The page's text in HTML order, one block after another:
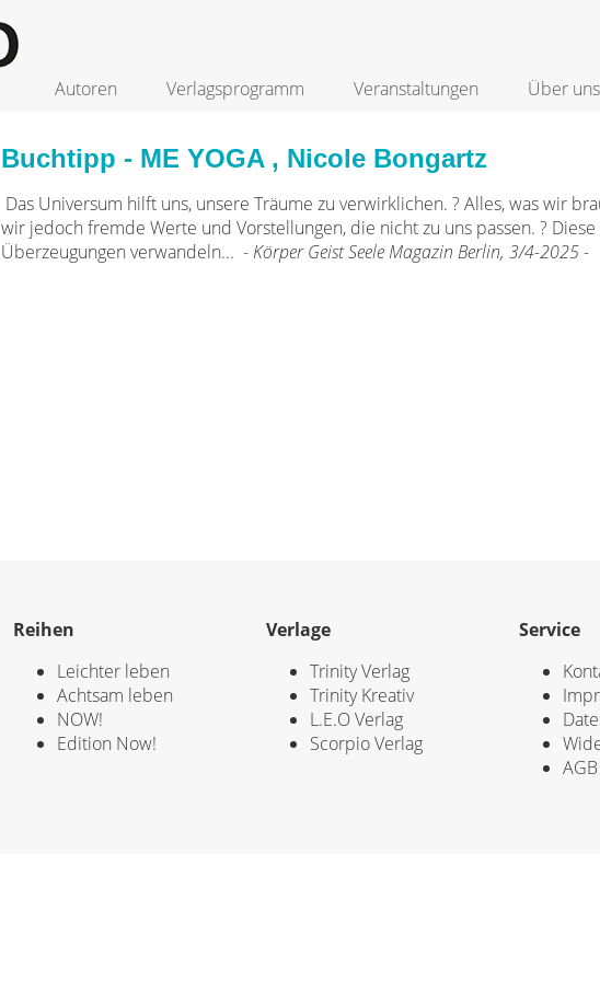
Autoren Verlagsprogramm Veranstaltungen Über uns
Buchtipp - ME YOGA , Nicole Bongartz
Das Universum hilft uns, unsere Träume zu verwirklichen. ? Alles, was wir
wir jedoch fremde Werte und Vorstellungen, die nicht zu uns passen. ?
Überzeugungen verwandeln... - Körper Geist Seele Magazin Berlin, 3/4-2025 -
Reihen
Leichter leben
Achtsam leben
NOW!
Edition Now!
Verlage
Trinity Verlag
Trinity Kreativ
L.E.O Verlag
Scorpio Verlag
Service
AGB